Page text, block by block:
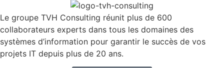
Le groupe TVH Consulting réunit plus de 600
collaborateurs experts dans tous les domaines des
systèmes d’information pour garantir le succès de vos
projets IT depuis plus de 20 ans.